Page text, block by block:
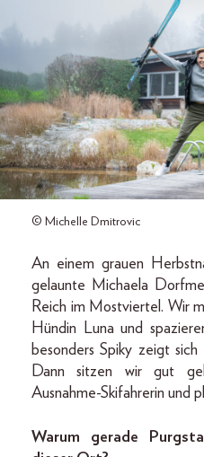
© Michelle Dmitrovic
An einem grauen
gelaunte Michaela
Reich im Mostviertel. Wir
Hündin Luna und
besonders Spiky zeigt
Dann sitzen wir gut
Ausnahme-Skifahrerin und
Warum gerade